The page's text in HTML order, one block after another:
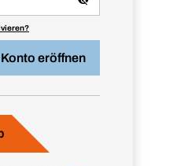
eröffnen